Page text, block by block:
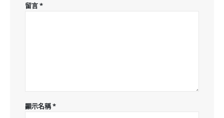
留言*
顯示名稱*